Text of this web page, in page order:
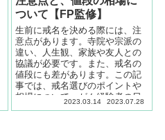
ついて【FP監修】
生前に戒名を決める際には、注
意点があります。寺院や宗派の
違い、人生観、家族や友人との
協議が必要です。また、戒名の
値段にも差があります。この記
事では、戒名選びのポイントや
相場について、がん経験者の日
本FP協会認定AFPが解説しま
2023.03.14 2023.07.28